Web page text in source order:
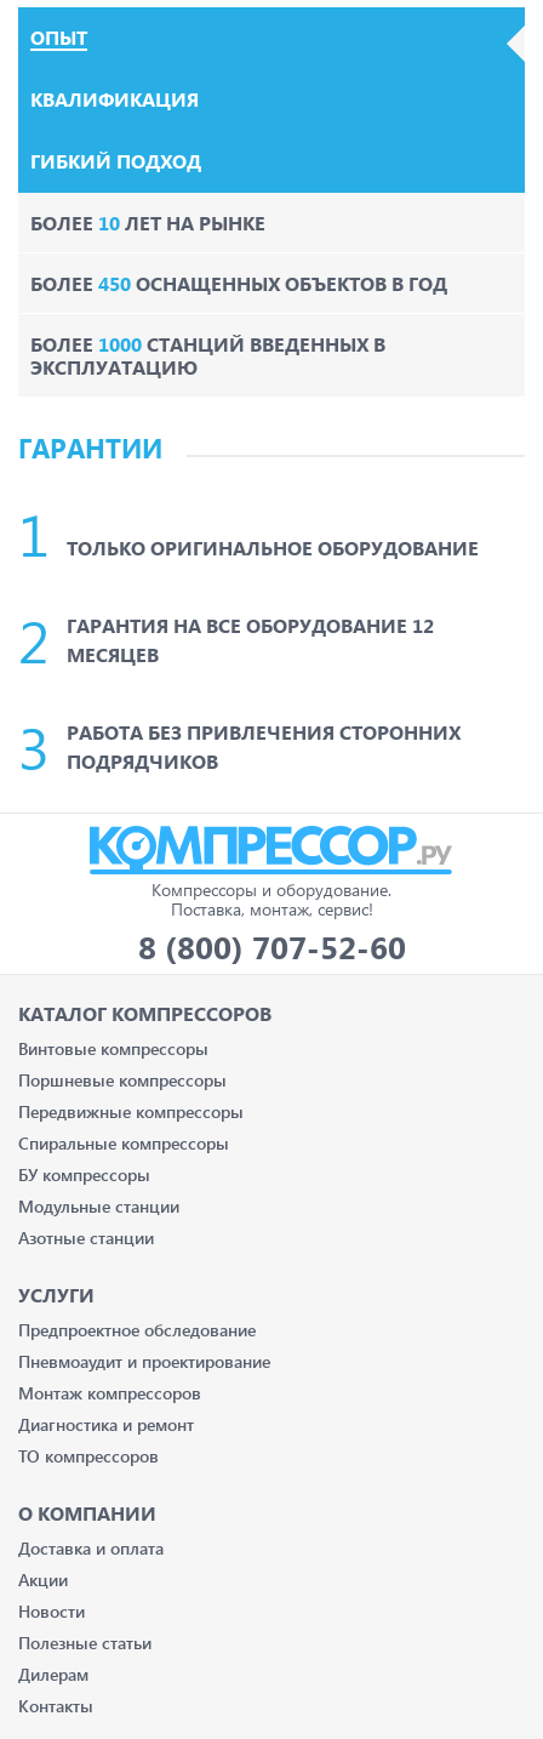
ОПЫТ
КВАЛИФИКАЦИЯ
ГИБКИЙ ПОДХОД
БОЛЕЕ 10ЛЕТ НА РЫНКЕ
БОЛЕЕ 450ОСНАЩЕННЫХ ОБЪЕКТОВ В ГОД
БОЛЕЕ 1000СТАНЦИЙ ВВЕДЕННЫХ В
ЭКСПЛУАТАЦИЮ
ГАРАНТИИ
ТОЛЬКО ОРИГИНАЛЬНОЕ ОБОРУДОВАНИЕ
ГАРАНТИЯ НА ВСЕ ОБОРУДОВАНИЕ 12
МЕСЯЦЕВ
РАБОТА БЕЗ ПРИВЛЕЧЕНИЯ СТОРОННИХ
ПОДРЯДЧИКОВ
Компрессоры и оборудование.
Поставка, монтаж, сервис!
8 (800) 707-52-60
КАТАЛОГ КОМПРЕССОРОВ
Винтовые компрессоры
Поршневые компрессоры
Передвижные компрессоры
Спиральные компрессоры
БУ компрессоры
Модульные станции
Азотные станции
УСЛУГИ
Предпроектное обследование
Пневмоаудит и проектирование
Монтаж компрессоров
Диагностика и ремонт
ТО компрессоров
О КОМПАНИИ
Доставка и оплата
Акции
Новости
Полезные статьи
Дилерам
Контакты